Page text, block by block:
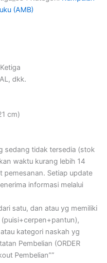
(AMB)
dkk.
cm)
sedang tidak tersedia (stok
waktu kurang lebih 14
pemesanan. Setiap update
informasi melalui
satu, dan atau yg memiliki
kategori naskah yg
Pembelian (ORDER
Pembelian””